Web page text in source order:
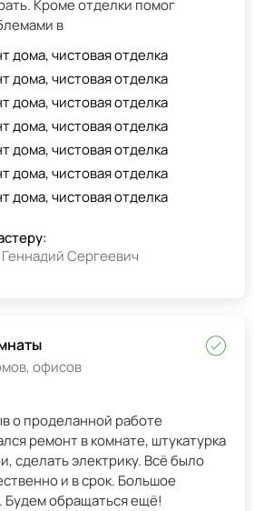
Кроме отделки помог
в
Сергеевич
офисов
о проделанной работе
ремонт в комнате, штукатурка
сделать электрику. Всё было
и в срок. Большое
Будем обращаться ещё!